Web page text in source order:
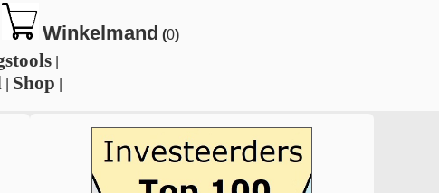
Winkelmand (0)
Shop